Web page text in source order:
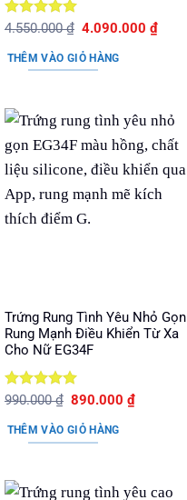
Được xếp
sao
4.550.000₫ Giá
là:
4.550.000 ₫.
4.090.000₫Giá
THÊM VÀO GIỎ HÀNG
Trứng Rung Tình Yêu Nhỏ Gọn
Rung Mạnh Điều Khiển Từ Xa
Cho Nữ EG34F
Được xếp
sao
990.000₫ Giá
là:
990.000 ₫.
890.000₫Giá
THÊM VÀO GIỎ HÀNG